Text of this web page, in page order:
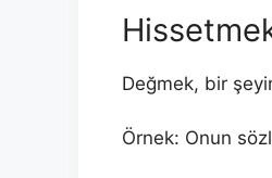
Değmek, bir
Örnek: Onun